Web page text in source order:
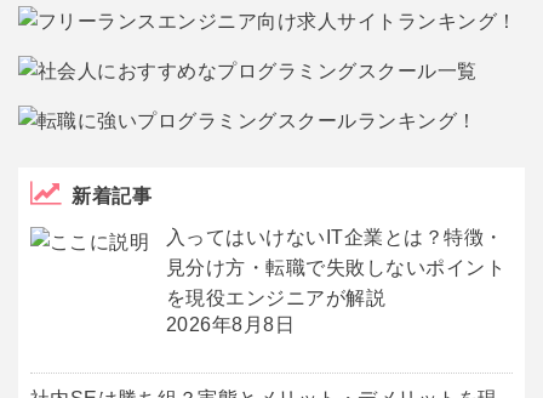
新着記事
入ってはいけないIT企業とは？特徴・
見分け方・転職で失敗しないポイント
を現役エンジニアが解説
2026年8月8日